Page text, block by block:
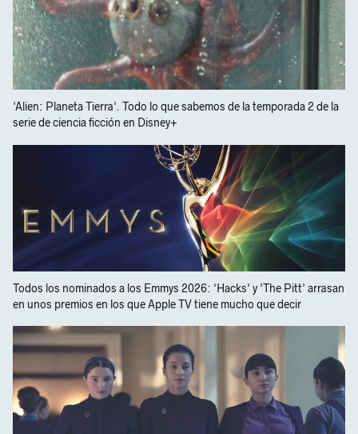
'Alien: Planeta Tierra'. Todo lo que sabemos de la temporada 2 de la
serie de ciencia ficción en Disney+
Todos los nominados a los Emmys 2026: 'Hacks' y 'The Pitt' arrasan
en unos premios en los que Apple TV tiene mucho que decir